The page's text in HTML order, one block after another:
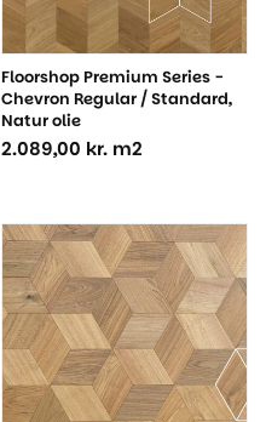
Floorshop Premium Series -
Chevron Regular / Standard,
Natur olie
2.089,00 kr. m2